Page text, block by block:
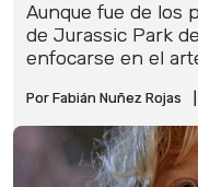
Aunque fue de los
de Jurassic Park
enfocarse en el
Por Fabián Nuñez Rojas